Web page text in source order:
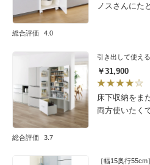
総合評価 4.0
ノスさんにた
着も早く品物
事でした。2
なと思います
したが大変満
総合評価 3.7
￥31,900
床下収納をま
両方使いたく
詰、水や普段
大きいので組